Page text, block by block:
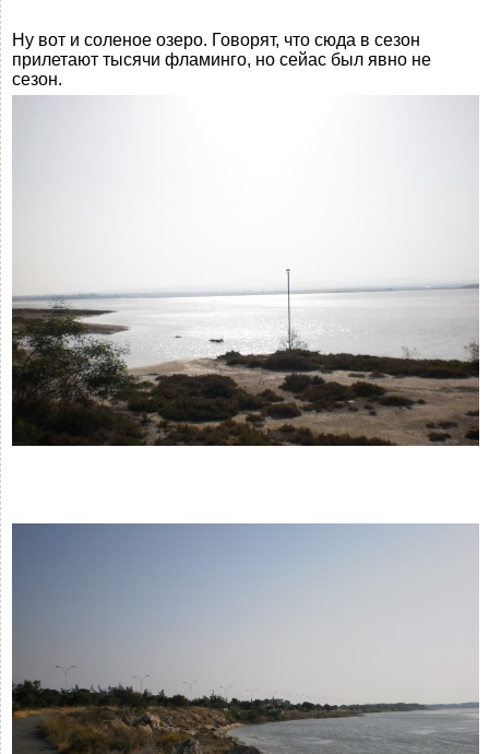
Ну вот и соленое озеро. Говорят, что сюда в сезон
прилетают тысячи фламинго, но сейас был явно не
сезон.